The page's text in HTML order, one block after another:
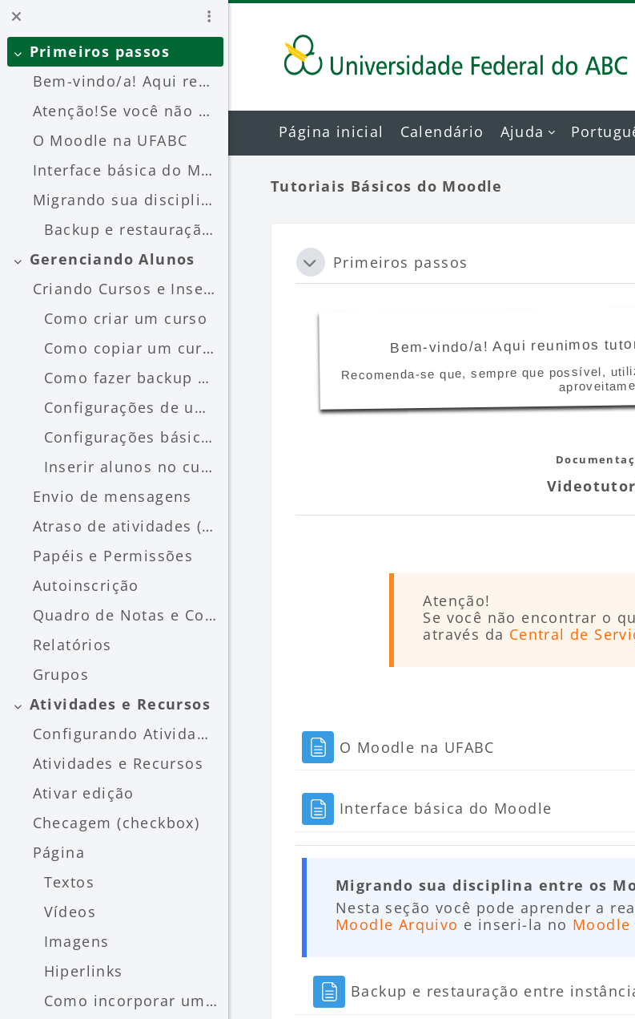
Ir para o conteúdo principal
Contrair
Primeiros passos
Bem-vindo/a! Aqui reunimos tutoriais sobre o Moodl...
Atenção!Se você não encontrar o que procura, pode ...
O Moodle na UFABC
Interface básica do Moodle
Migrando sua disciplina entre os Moodles Nesta seç...
Backup e restauração entre instâncias
Contrair
Gerenciando Alunos
Criando Cursos e Inserindo os Alunos Nesta seção v...
Como criar um curso
Como copiar um curso
Como fazer backup de um curso
Configurações de um curso
Configurações básicas de um curso (Geral)
Inserir alunos no curso
Envio de mensagens
Atraso de atividades (prorrogar data)
Papéis e Permissões
Autoinscrição
Quadro de Notas e Conceitos
Relatórios
Grupos
Contrair
Atividades e Recursos
Configurando Atividades e Recursos do curso Entend...
Atividades e Recursos
Ativar edição
Checagem (checkbox)
Página
Textos
Vídeos
Imagens
Hiperlinks
Como incorporar um site (embeded)
Página inicial Calendário Ajuda
Tutoriais Básicos do Moodle
Contorno da seção
ContrairPrimeiros passos
Bem-vindo/a! Aqui reunimos
Recomenda-se que, sempre que possível,
Atenção!
Se você não encontrar o
através da Central de
O Moodle na UFABC
Interface básica do Moodle
Migrando sua disciplina entre os
Nesta seção você pode aprender a
Moodle Arquivo e inseri-la no Moodle
Backup e restauração entre